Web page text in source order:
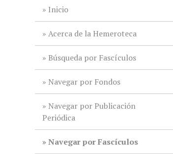
Inicio
Acerca de la Hemeroteca
Búsqueda por Fascículos
Navegar por Fondos
Navegar por Publicación
Periódica
Navegar por Fascículos